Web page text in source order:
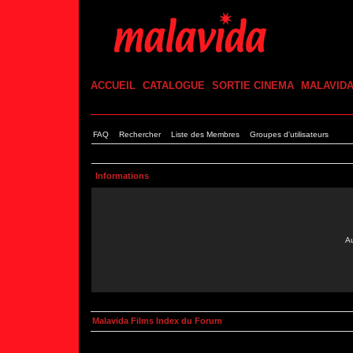
ACCUEIL CATALOGUE SORTIE CINEMA MALAVIDA
FAQ Rechercher Liste des Membres Groupes d'utilisateurs
Informations
Malavida Films Index du Forum